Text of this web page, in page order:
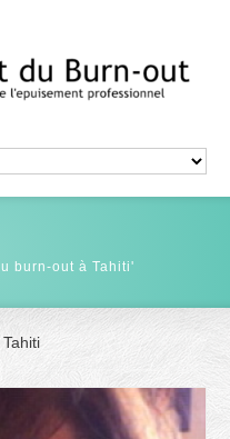
burn-out à Tahiti'